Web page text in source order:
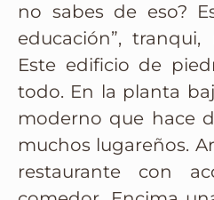
no sabes de eso?
educación”,
Este edificio de
todo. En la planta
moderno que hace
muchos lugareños.
restaurante con